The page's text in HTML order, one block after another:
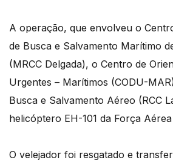
A operação, que envolveu o
de Busca e Salvamento Marítimo
(MRCC Delgada), o Centro de
Urgentes – Marítimos (CODU-
Busca e Salvamento Aéreo (RCC
helicóptero EH-101 da Força
O velejador foi resgatado e